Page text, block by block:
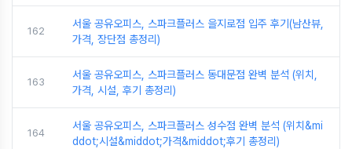
162
서울 공유오피스, 스파크플러스 을지로점 입주 후기(남산뷰,
가격, 장단점 총정리)
163
서울 공유오피스, 스파크플러스 동대문점 완벽 분석 (위치,
가격, 시설, 후기 총정리)
164
서울 공유오피스, 스파크플러스 성수점 완벽 분석 (위치&mi
ddot;시설&middot;가격&middot;후기 총정리)